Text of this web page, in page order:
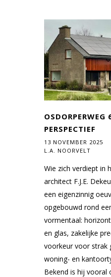
PERSPECTIEF
13 NOVEMBER 2025
L.A. NOORVELT
Wie zich verdiept in
architect F.J.E.
een eigenzinnig
opgebouwd rond
vormentaal:
en glas, zakelijke
voorkeur voor strak
woning- en
Bekend is hij vooral